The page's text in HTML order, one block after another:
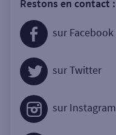
Restons en contact :
sur Facebook
sur Twitter
sur Instagram